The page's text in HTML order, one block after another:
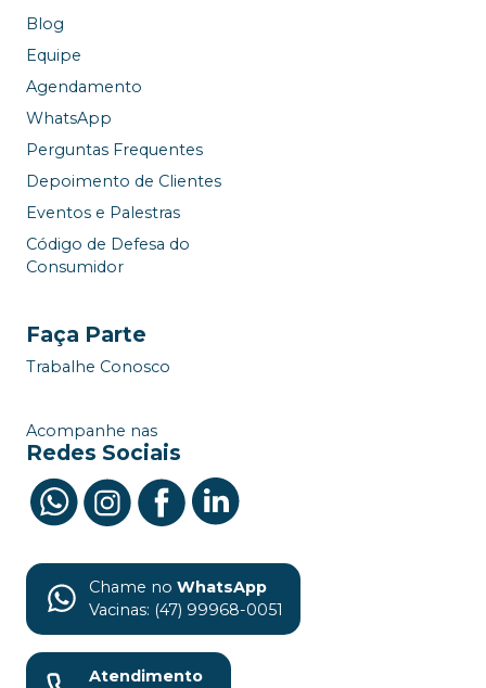
Blog
Equipe
Agendamento
WhatsApp
Perguntas Frequentes
Depoimento de Clientes
Eventos e Palestras
Código de Defesa do
Consumidor
Faça Parte
Trabalhe Conosco
Acompanhe nas
Redes Sociais
Chame no WhatsApp
Vacinas: (47) 99968-0051
Atendimento